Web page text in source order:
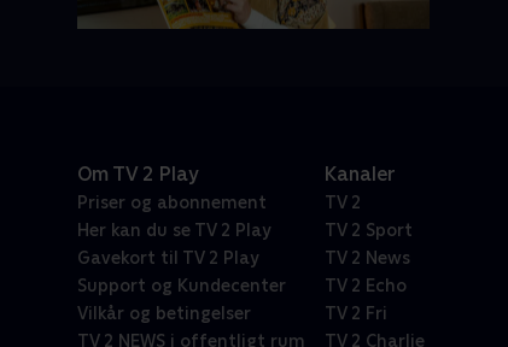
Om TV 2 Play
Priser og abonnement
Her kan du se TV 2 Play
Gavekort til TV 2 Play
Support og Kundecenter
Vilkår og betingelser
TV 2 NEWS i offentligt rum
Kanaler
TV 2
TV 2 Sport
TV 2 News
TV 2 Echo
TV 2 Fri
TV 2 Charlie